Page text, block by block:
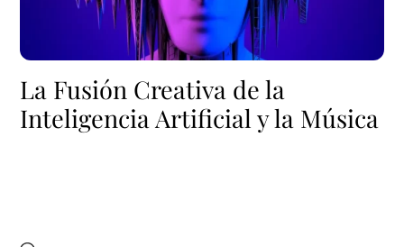
La Fusión Creativa de la
Inteligencia Artificial y la Música